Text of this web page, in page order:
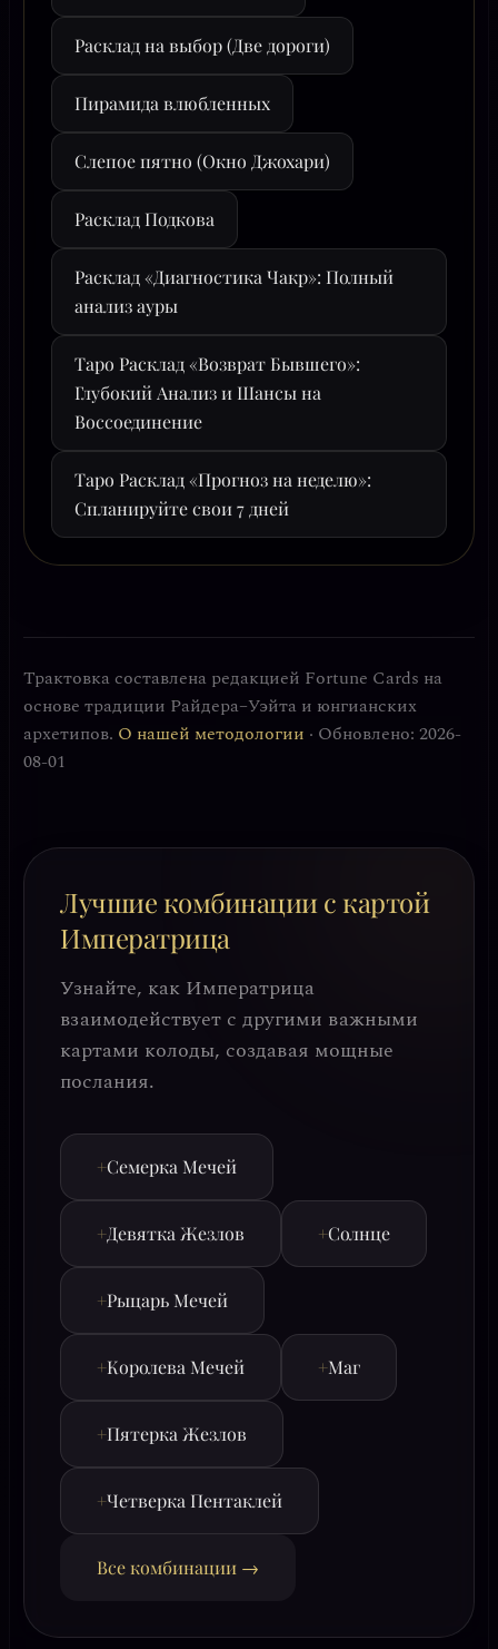
Расклад на выбор (Две дороги)
Пирамида влюбленных
Слепое пятно (Окно Джохари)
Расклад Подкова
Расклад «Диагностика Чакр»: Полный
анализ ауры
Таро Расклад «Возврат Бывшего»:
Глубокий Анализ и Шансы на
Воссоединение
Таро Расклад «Прогноз на неделю»:
Спланируйте свои 7 дней
Трактовка составлена редакцией Fortune Cards на
основе традиции Райдера–Уэйта и юнгианских
архетипов. О нашей методологии · Обновлено: 2026-
08-01
Лучшие комбинации с картой
Императрица
Узнайте, как Императрица
взаимодействует с другими важными
картами колоды, создавая мощные
послания.
+Семерка Мечей
+Девятка Жезлов +Солнце
+Рыцарь Мечей
+Королева Мечей +Маг
+Пятерка Жезлов
+Четверка Пентаклей
Все комбинации →